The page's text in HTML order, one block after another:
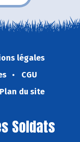
légales
CGU
Plan du site
Soldats